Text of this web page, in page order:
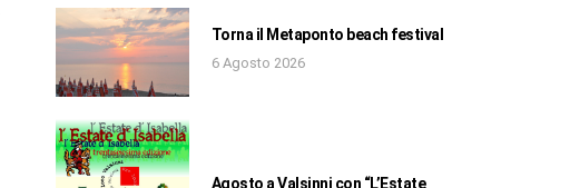
Torna il Metaponto beach festival
6 Agosto 2026
Agosto a Valsinni con “L’Estate